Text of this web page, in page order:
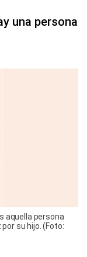
una persona
aquella persona
su hijo. (Foto: